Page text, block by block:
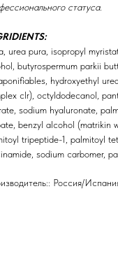
статуса.
urea pura, isopropyl
butyrospermum parkii
hydroxyethyl
clr), octyldodecanol,
sodium hyaluronate,
benzyl alcohol (matrikin
tripeptide-1, palmitoyl
sodium carbomer,
Россия/